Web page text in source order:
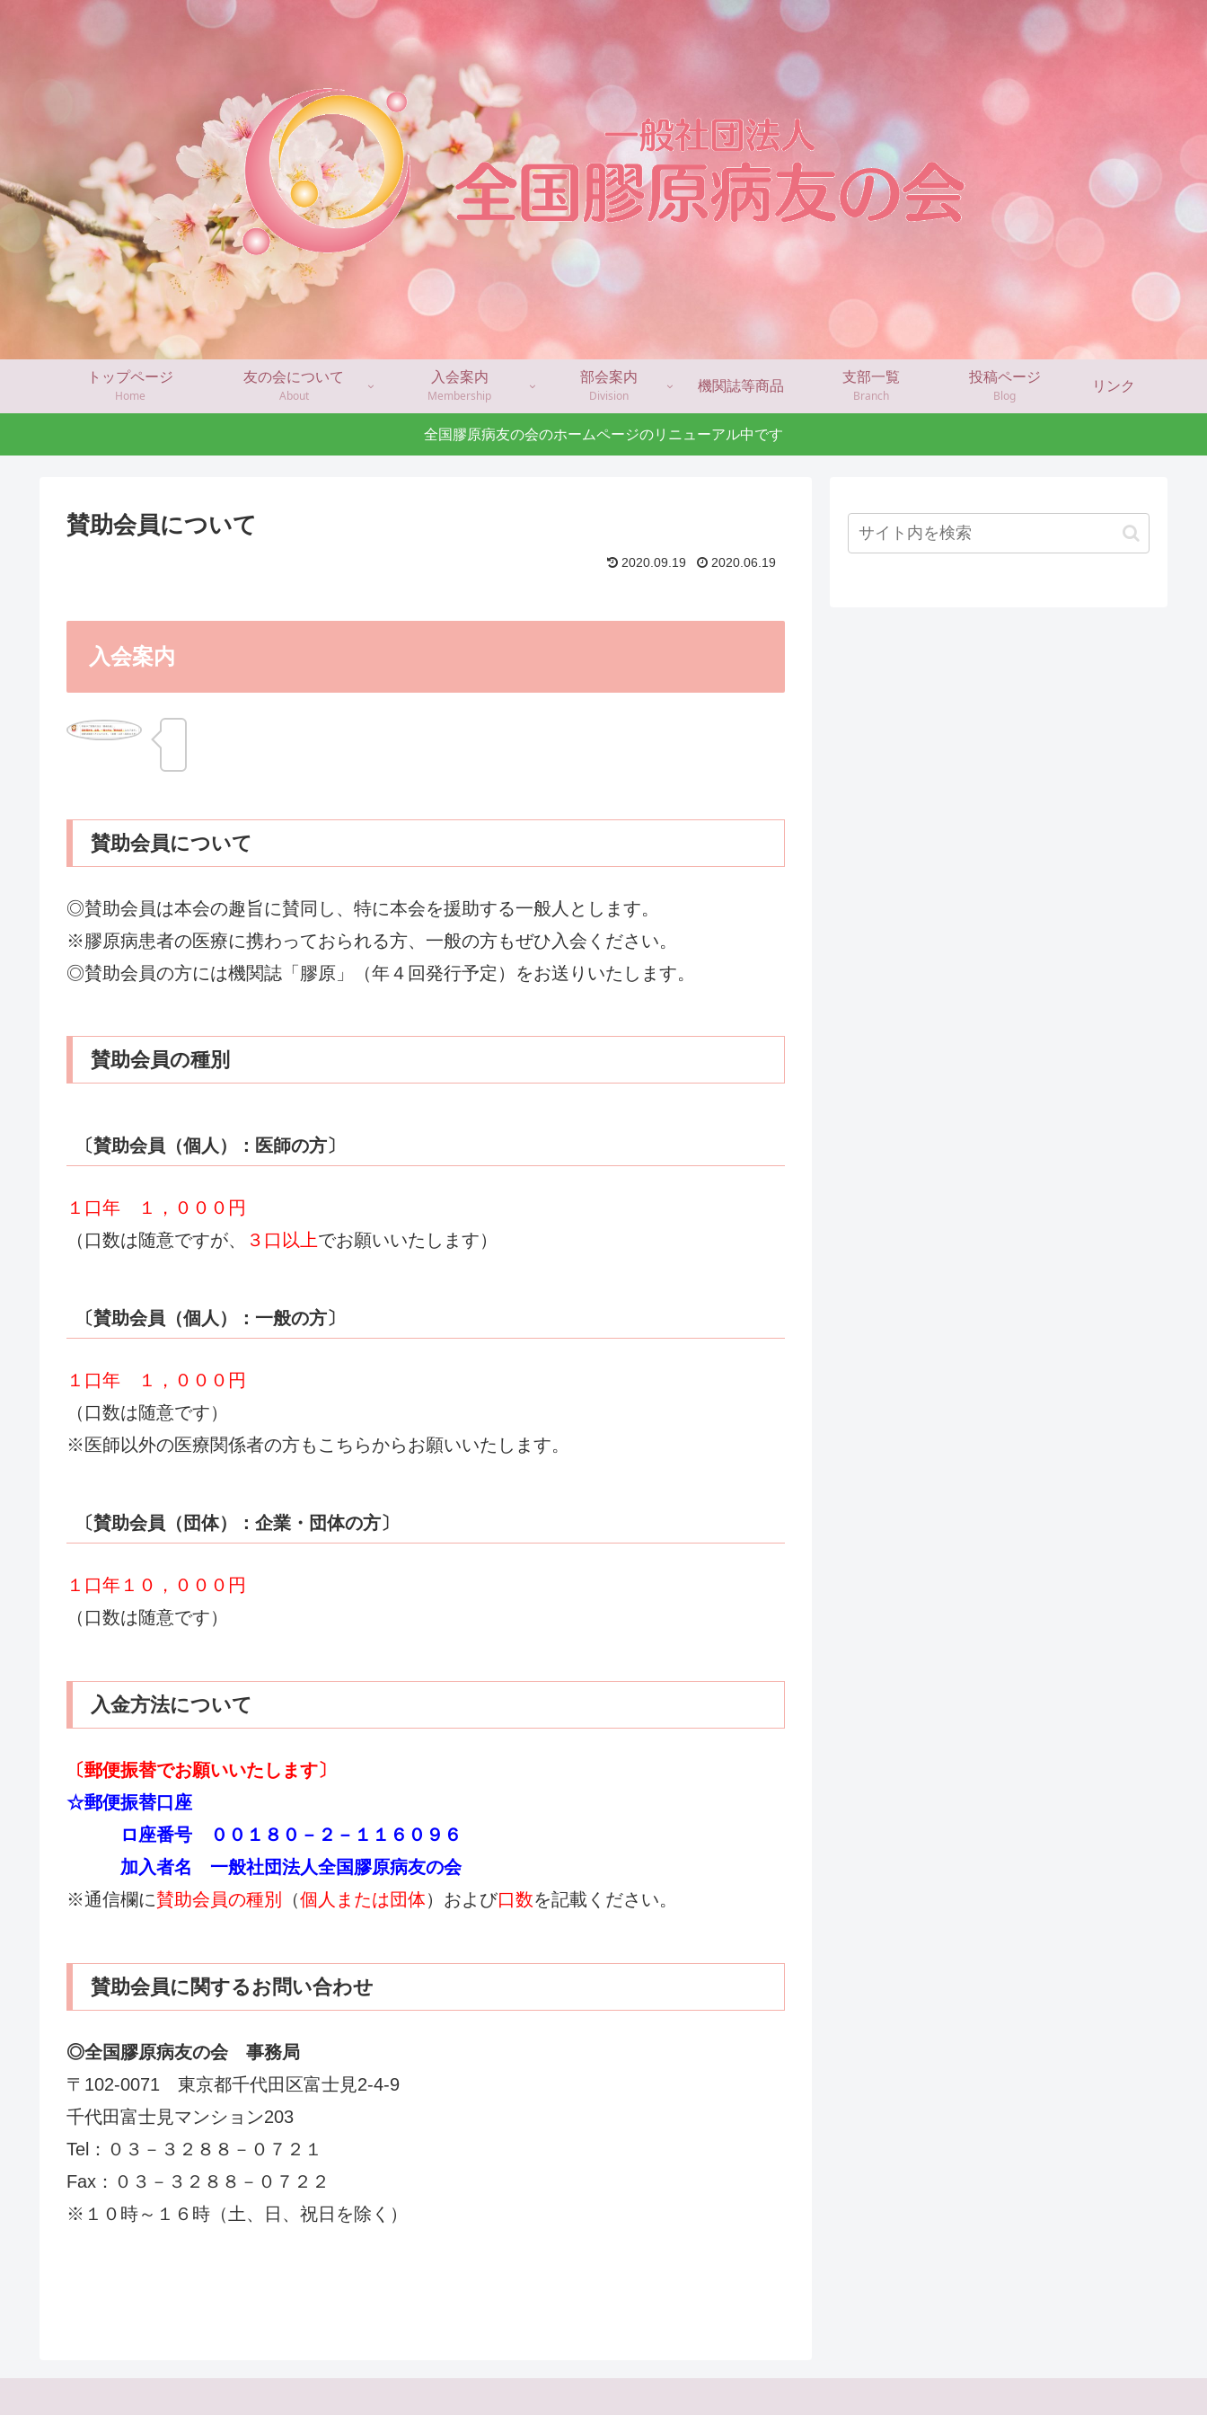
トップページ
Home
友の会について
About
入会案内
Membership
部会案内
Division
機関誌等商品
支部一覧
Branch
投稿ページ
Blog
リンク
全国膠原病友の会のホームページのリニューアル中です
賛助会員について
2020.09.19 2020.06.19
入会案内
賛助会員について
◎賛助会員は本会の趣旨に賛同し、特に本会を援助する一般人とします。
※膠原病患者の医療に携わっておられる方、一般の方もぜひ入会ください。
◎賛助会員の方には機関誌「膠原」（年４回発行予定）をお送りいたします。
賛助会員の種別
〔賛助会員（個人）：医師の方〕
１口年 １，０００円
（口数は随意ですが、
３口以上でお願いいたします）
〔賛助会員（個人）：一般の方〕
１口年 １，０００円
（口数は随意です）
※医師以外の医療関係者の方もこちらからお願いいたします。
〔賛助会員（団体）：企業・団体の方〕
１口年１０，０００円
（口数は随意です）
入金方法について
〔郵便振替でお願いいたします〕
☆郵便振替口座
ロ座番号 ００１８０－２－１１６０９６
加入者名 一般社団法人全国膠原病友の会
※通信欄に賛助会員の種別 （個人または団体）および口数を記載ください。
賛助会員に関するお問い合わせ
◎全国膠原病友の会 事務局
〒102-0071 東京都千代田区富士見2-4-9
千代田富士見マンション203
Tel：０３－３２８８－０７２１
Fax：０３－３２８８－０７２２
※１０時～１６時（土、日、祝日を除く）